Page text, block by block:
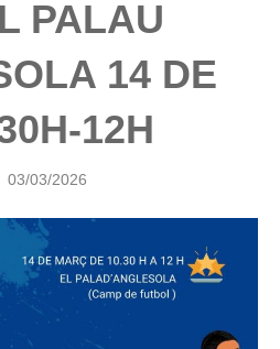
PALAU
14 DE
12H
03/03/2026